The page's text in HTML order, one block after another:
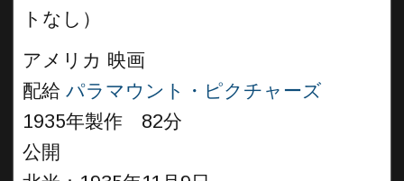
トなし）
アメリカ 映画
配給 パラマウント・ピクチャーズ
1935年製作 82分
公開